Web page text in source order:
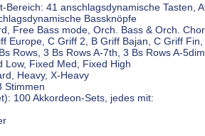
Bereich: 41 anschlagsdynamische Tasten,
Bassknöpfe
Free Bass mode, Orch. Bass & Orch.
Europe, C Griff 2, B Griff Bajan, C Griff
Rows, 3 Bs Rows A-7th, 3 Bs Rows A-
Low, Fixed Med, Fixed High
Heavy, X-Heavy
Stimmen
100 Akkordeon-Sets, jedes mit: